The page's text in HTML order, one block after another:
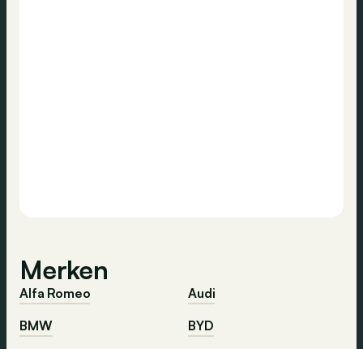
Merken
Alfa Romeo
Audi
BMW
BYD